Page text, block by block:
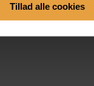
Tillad alle cookies